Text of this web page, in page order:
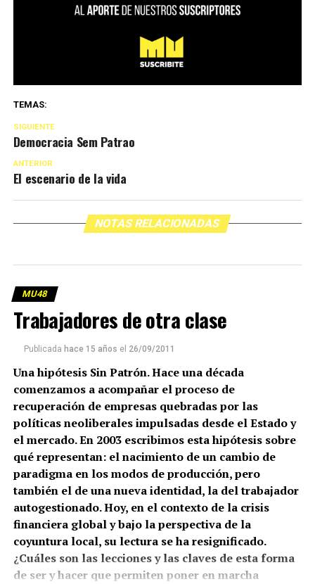
TEMAS:
SIGUIENTE
Democracia Sem Patrao
ANTERIOR
El escenario de la vida
NOTAS RELACIONADAS
MU48
Trabajadores de otra clase
Publicada hace 15 años el 26/09/2011
Una hipótesis Sin Patrón. Hace una década
comenzamos a acompañar el proceso de
recuperación de empresas quebradas por las
políticas neoliberales impulsadas desde el Estado y
el mercado. En 2003 escribimos esta hipótesis sobre
qué representan: el nacimiento de un cambio de
paradigma en los modos de producción, pero
también el de una nueva identidad, la del trabajador
autogestionado. Hoy, en el contexto de la crisis
financiera global y bajo la perspectiva de la
coyuntura local, su lectura se ha resignificado.
¿Cuáles son las lecciones y las claves de esta forma
de ser y hacer que permiten poner en marcha